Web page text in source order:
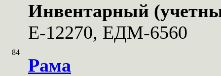
Инвентарный
Е-12270, ЕДМ-6560
84
Рама